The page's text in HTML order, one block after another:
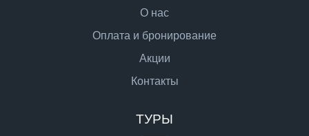
О нас
Оплата и бронирование
Акции
Контакты
ТУРЫ